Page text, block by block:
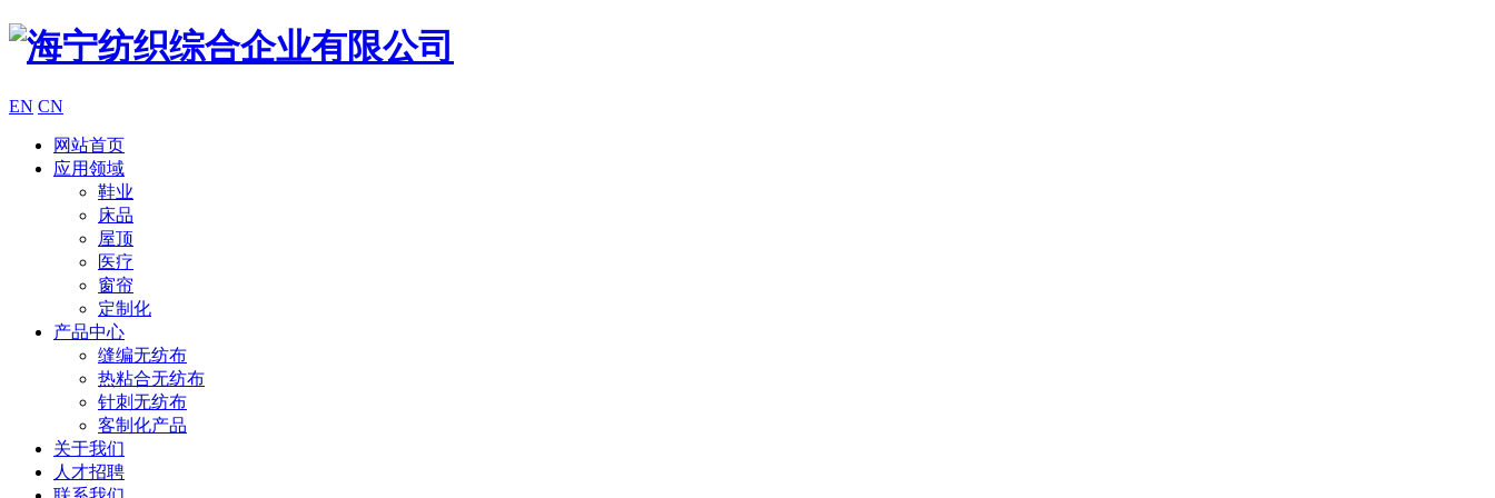
EN CN
网站首页
应用领域
鞋业
床品
屋顶
医疗
窗帘
定制化
产品中心
缝编无纺布
热粘合无纺布
针刺无纺布
客制化产品
关于我们
人才招聘